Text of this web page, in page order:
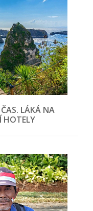
ČAS. LÁKÁ NA
HOTELY